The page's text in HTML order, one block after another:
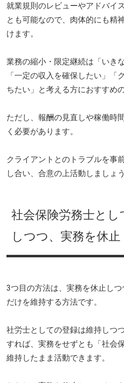
就業規則のレビューやアドバイ
とも可能なので、肉体的にも精
けます。
業務の縮小・限定継続は「いき
「一定の収入を確保したい」「
ちたい」と考える方におすすめ
ただし、報酬の見直しや稼働時
く必要があります。
クライアントとのトラブルを事
し合い、合意の上活動しましょう
社会保険労務士と
しつつ、実務を休止
3つ目の方法は、実務を休止し
だけを維持する方法です。
社労士としての登録は維持しつ
すれば、実務をせずとも「社会
維持したまま活動できます。